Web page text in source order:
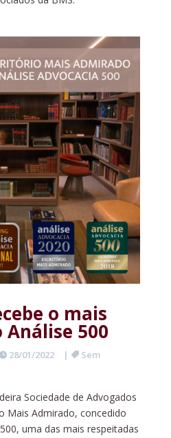
o mais
500
28/01/2022 |
Sem
Sociedade de Advogados
Mais Admirado, concedido
uma das mais respeitadas